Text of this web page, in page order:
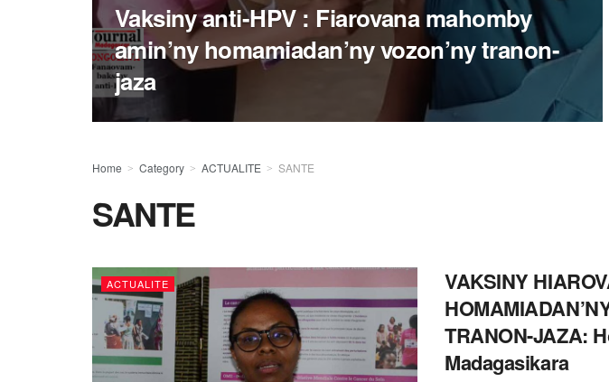
Vaksiny anti-HPV : Fiarovana mahomby
amin’ny homamiadan’ny vozon’ny tranon-
jaza
Home Category ACTUALITE SANTE
SANTE
ACTUALITE
VAKSINY
TRANON-JAZA:
Madagasikara